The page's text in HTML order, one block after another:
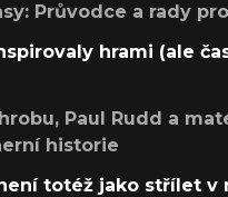
Průvodce a rady
hrami (ale
Paul Rudd a
historie
totéž jako střílet v